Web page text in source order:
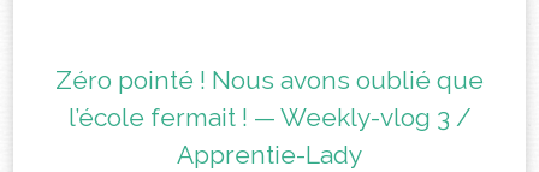
Zéro pointé ! Nous avons oublié que
l’école fermait ! — Weekly-vlog 3 /
Apprentie-Lady